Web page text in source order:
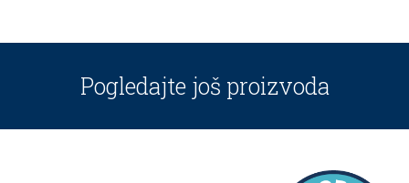
Pogledajte još proizvoda